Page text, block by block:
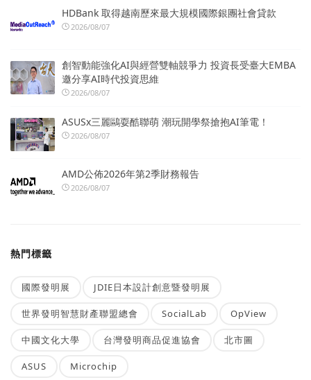
HDBank 取得越南歷來最大規模國際銀團社會貸款
2026/08/07
創智動能強化AI與經營雙軸競爭力 投資長受臺大EMBA
邀分享AI時代投資思維
2026/08/07
ASUSx三麗鷗耍酷聯萌 潮玩開學祭搶抱AI筆電！
2026/08/07
AMD公佈2026年第2季財務報告
2026/08/07
熱門標籤
國際發明展 JDIE日本設計創意暨發明展
世界發明智慧財產聯盟總會 SocialLab OpView
中國文化大學 台灣發明商品促進協會 北市圖
ASUS Microchip